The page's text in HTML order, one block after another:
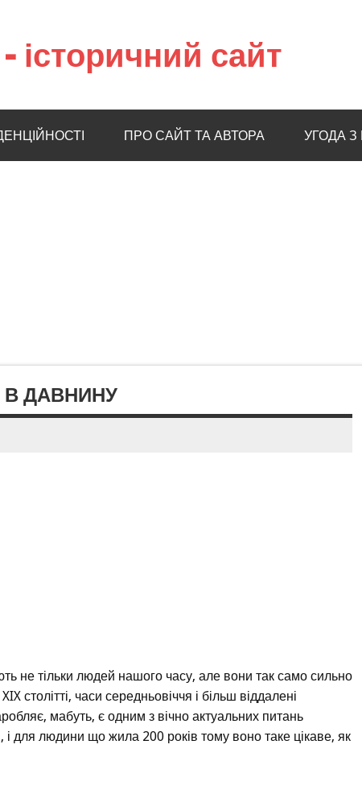
історичний сайт
ПРО САЙТ ТА АВТОРА УГОДА
ДАВНИНУ
не тільки людей нашого часу, але вони так само сильно
столітті, часи середньовіччя і більш віддалені
мабуть, є одним з вічно актуальних питань
і для людини що жила 200 років тому воно таке цікаве, як